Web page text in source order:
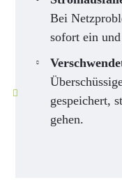
Bei
sofort ein
gespeichert,
gehen.